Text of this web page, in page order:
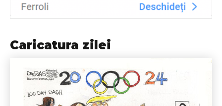
Caricatura zilei